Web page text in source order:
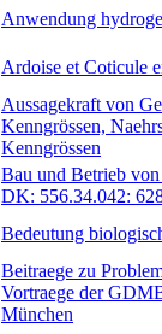
Anwendung
Ardoise et Coticule
Aussagekraft von
Kenngrössen,
Kenngrössen
Bau und Betrieb von
DK: 556.34.042:
Bedeutung
Beitraege zu
Vortraege der
München